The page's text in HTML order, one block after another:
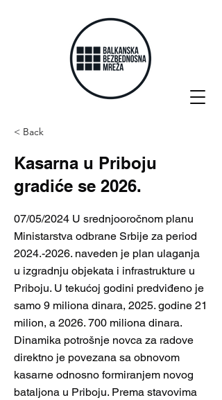
< Back
Kasarna u Priboju
gradiće se 2026.
07/05/2024 U srednjooročnom planu
Ministarstva odbrane Srbije za period
2024.-2026. naveden je plan ulaganja
u izgradnju objekata i infrastrukture u
Priboju. U tekućoj godini predviđeno je
samo 9 miliona dinara, 2025. godine 21
milion, a 2026. 700 miliona dinara.
Dinamika potrošnje novca za radove
direktno je povezana sa obnovom
kasarne odnosno formiranjem novog
bataljona u Priboju. Prema stavovima